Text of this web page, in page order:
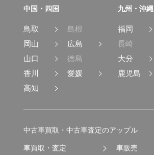
中国・四国
鳥取
島根
岡山
広島
山口
徳島
香川
愛媛
高知
九州・沖縄
福岡
長崎
大分
鹿児島
中古車買取・中古車査定のアップル
車買取・査定 車販売